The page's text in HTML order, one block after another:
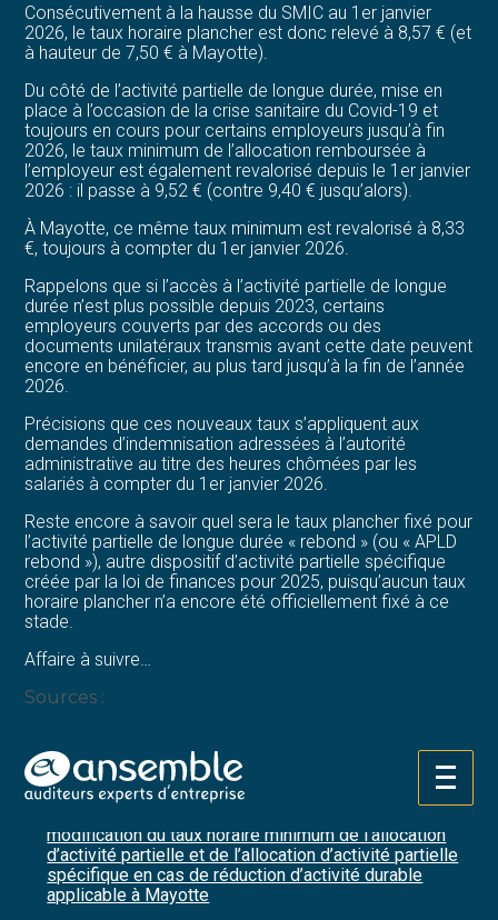
Aller
au
Consécutivement à la hausse du SMIC au 1er janvier
2026, le taux horaire plancher est donc relevé à 8,57 € (et
à hauteur de 7,50 € à Mayotte).
Du côté de l’activité partielle de longue durée, mise en
place à l’occasion de la crise sanitaire du Covid-19 et
toujours en cours pour certains employeurs jusqu’à fin
2026, le taux minimum de l’allocation remboursée à
l’employeur est également revalorisé depuis le 1er janvier
2026 : il passe à 9,52 € (contre 9,40 € jusqu’alors).
À Mayotte, ce même taux minimum est revalorisé à 8,33
€, toujours à compter du 1er janvier 2026.
Rappelons que si l’accès à l’activité partielle de longue
durée n’est plus possible depuis 2023, certains
employeurs couverts par des accords ou des
documents unilatéraux transmis avant cette date peuvent
encore en bénéficier, au plus tard jusqu’à la fin de l’année
2026.
Précisions que ces nouveaux taux s’appliquent aux
demandes d’indemnisation adressées à l’autorité
administrative au titre des heures chômées par les
salariés à compter du 1er janvier 2026.
Reste encore à savoir quel sera le taux plancher fixé pour
l’activité partielle de longue durée « rebond » (ou « APLD
rebond »), autre dispositif d’activité partielle spécifique
créée par la loi de finances pour 2025, puisqu’aucun taux
horaire plancher n’a encore été officiellement fixé à ce
stade.
Affaire à suivre…
Sources :
modification du taux horaire minimum de l’allocation
d’activité partielle et de l’allocation d’activité partielle
spécifique en cas de réduction d’activité durable
modification du taux horaire minimum de l’allocation
d’activité partielle et de l’allocation d’activité partielle
spécifique en cas de réduction d’activité durable
applicable à Mayotte